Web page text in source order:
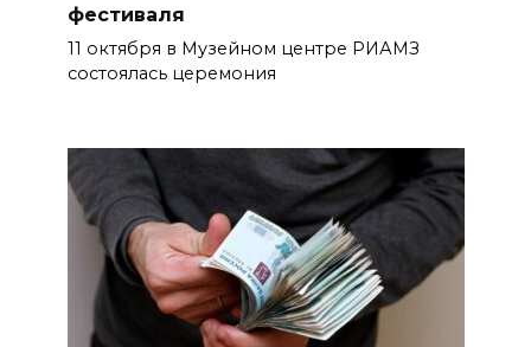
фестиваля
11 октября в Музейном центре РИАМЗ
состоялась церемония